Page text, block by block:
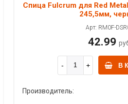
Спица Fulcrum для Red
245,5мм,
Арт: RM0F-
42.99
В
Производитель: